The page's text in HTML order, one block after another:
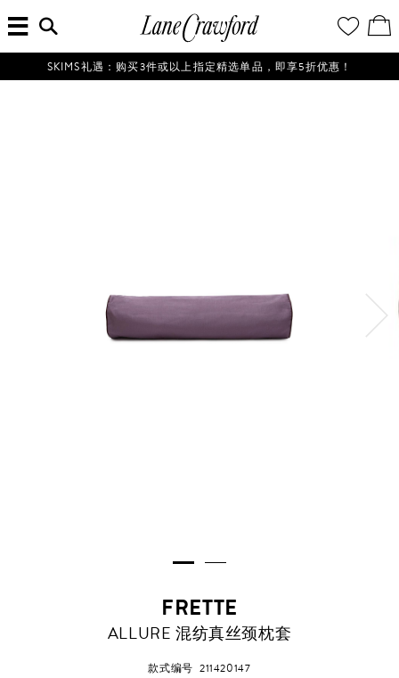
佛
探
的
愿
望
单
看
／
修
购
单
入
搜
索
信
息...
SKIMS礼遇：购买3件或以上指定精选单品，即享5折优惠！
FRETTE
ALLURE 混纺真丝颈枕套
款式编号211420147